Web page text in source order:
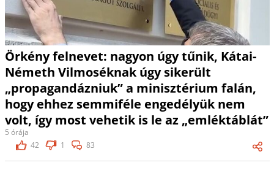
Örkény felnevet: nagyon úgy tűnik, Kátai-
Németh Vilmoséknak úgy sikerült
„propagandázniuk” a minisztérium falán,
hogy ehhez semmiféle engedélyük nem
volt, így most vehetik is le az „emléktáblát”
5 órája
42
1 83